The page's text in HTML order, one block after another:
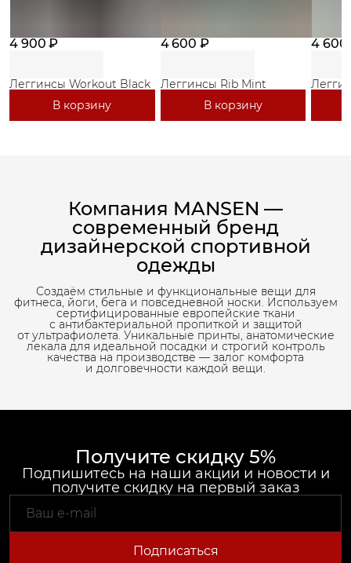
4 900 ₽
Леггинсы Workout Black
В корзину
4 600 ₽
Леггинсы Rib Mint
В корзину
4 600
Компания MANSEN —
современный бренд
дизайнерской спортивной
одежды
Создаём стильные и функциональные вещи для
фитнеса, йоги, бега и повседневной носки. Используем
сертифицированные европейские ткани
с антибактериальной пропиткой и защитой
от ультрафиолета. Уникальные принты, анатомические
лекала для идеальной посадки и строгий контроль
качества на производстве — залог комфорта
и долговечности каждой вещи.
Получите скидку 5%
Подпишитесь на наши акции и новости и
получите скидку на первый заказ
Подписаться